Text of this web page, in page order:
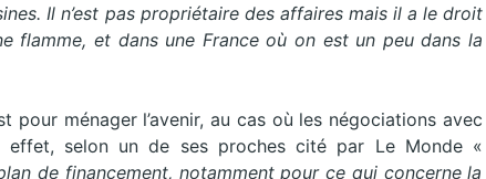
Il n’est pas propriétaire des affaires mais il a le droit
flamme, et dans une France où on est un peu dans la
pour ménager l’avenir, au cas où les négociations avec
effet, selon un de ses proches cité par Le Monde «
de financement, notamment pour ce qui concerne la